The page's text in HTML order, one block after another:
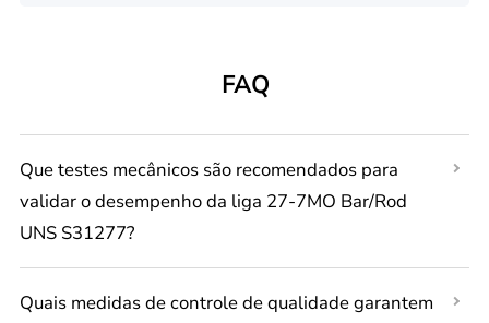
FAQ
Que testes mecânicos são recomendados para
validar o desempenho da liga 27-7MO Bar/Rod
UNS S31277?
Quais medidas de controle de qualidade garantem